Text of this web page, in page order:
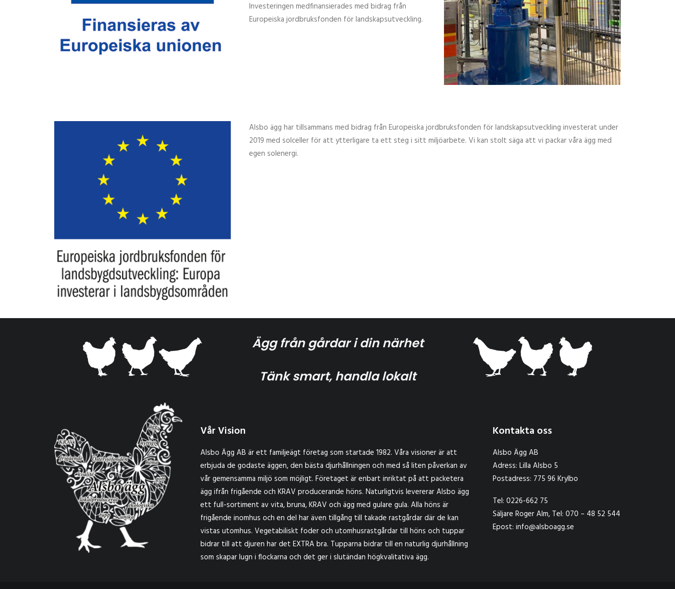
Investeringen medfinansierades med bidrag från
Europeiska jordbruksfonden för landskapsutveckling.
Alsbo ägg har tillsammans med bidrag från Europeiska jordbruksfonden för landskapsutveckling investerat under
2019 med solceller för att ytterligare ta ett steg i sitt miljöarbete. Vi kan stolt säga att vi packar våra ägg med
egen solenergi.
Ägg från gårdar i din närhet
Tänk smart, handla lokalt
Vår Vision
Alsbo Ägg AB är ett familjeägt företag som startade 1982. Våra visioner är att
erbjuda de godaste äggen, den bästa djurhållningen och med så liten påverkan av
vår gemensamma miljö som möjligt. Företaget är enbart inriktat på att packetera
ägg ifrån frigående och KRAV producerande höns. Naturligtvis levererar Alsbo ägg
ett full-sortiment av vita, bruna, KRAV och ägg med gulare gula. Alla höns är
frigående inomhus och en del har även tillgång till takade rastgårdar där de kan
vistas utomhus. Vegetabiliskt foder och utomhusrastgårdar till höns och tuppar
bidrar till att djuren har det EXTRA bra. Tupparna bidrar till en naturlig djurhållning
som skapar lugn i flockarna och det ger i slutändan högkvalitativa ägg.
Kontakta oss
Alsbo Ägg AB
Adress: Lilla Alsbo 5
Postadress: 775 96 Krylbo
Tel: 0226-662 75
Säljare Roger Alm, Tel: 070 – 48 52 544
Epost: info@alsboagg.se